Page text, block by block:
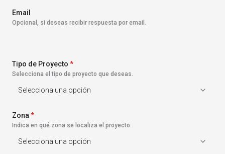
a
d
n
i
o
1
Email
Opcional, si deseas recibir respuesta por email.
Tipo de Proyecto *
Selecciona el tipo de proyecto que deseas.
Zona *
Indica en qué zona se localiza el proyecto.